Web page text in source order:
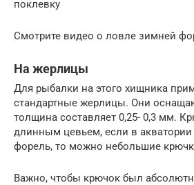
поклевку
Смотрите видео о ловле зимней
На жерлицы
Для рыбалки на этого хищника
стандартные жерлицы. Они
толщина составляет 0,25- 0,3 мм.
длинным цевьем, если в акватории
форель, то можно небольшие
Важно, чтобы крючок был